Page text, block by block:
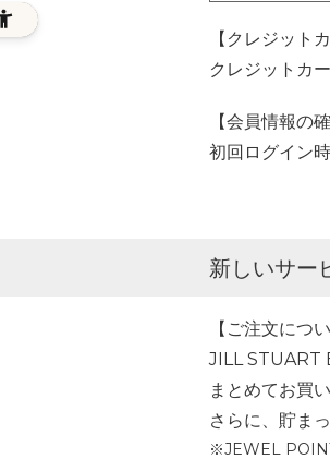
【クレジット
クレジットカ
【会員情報の確
初回ログイン
新しいサー
【ご注文につい
JILL STUART
まとめてお買
さらに、貯ま
※JEWEL